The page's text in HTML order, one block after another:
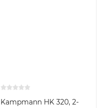
Kampmann HK 320, 2-